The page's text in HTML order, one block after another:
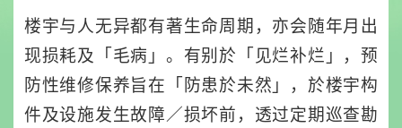
楼宇与人无异都有著生命周期，亦会随年月出
现损耗及「毛病」。有别於「见烂补烂」，预
防性维修保养旨在「防患於未然」，於楼宇构
件及设施发生故障／损坏前，透过定期巡查勘